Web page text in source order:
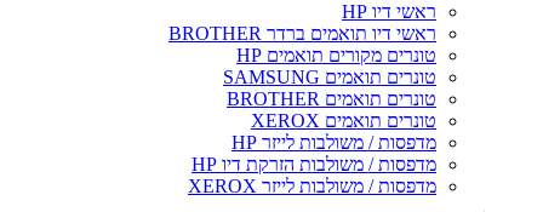
ראשי דיו HP
ראשי דיו תואמים ברדר BROTHER
טונרים מקורים תואמים HP
טונרים תואמים SAMSUNG
טונרים תואמים BROTHER
טונרים תואמים XEROX
מדפסות / משולבות לייזר HP
מדפסות / משולבות הזרקת דיו HP
מדפסות / משולבות לייזר XEROX